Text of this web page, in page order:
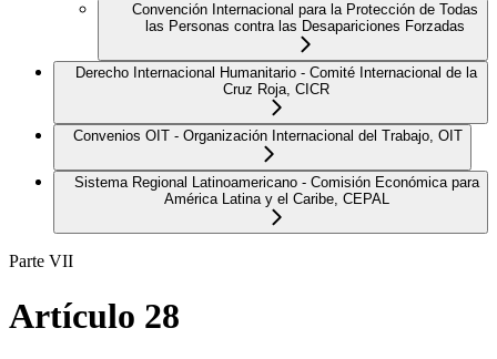
Convención Internacional para la Protección de Todas
las Personas contra las Desapariciones Forzadas
Derecho Internacional Humanitario - Comité Internacional de la
Cruz Roja, CICR
Convenios OIT - Organización Internacional del Trabajo, OIT
Sistema Regional Latinoamericano - Comisión Económica para
América Latina y el Caribe, CEPAL
Parte VII
Artículo 28